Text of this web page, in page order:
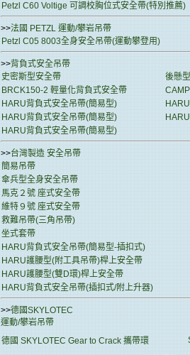
Petzl C60 Voltige 可調校胸位式安全帶(特別推薦)
>>法國 PETZL 運動/攀岩吊帶
Petzl C05 8003全身安全吊帶(運動攀登用)
>>背負式安全吊帶
史密斯型安全帶
後懸
BRCK150-2 輕量化背負式安全帶
HARU背負式安全吊帶(簡易型)
HARU背負式安全吊帶(簡易型)
HARU背負式安全吊帶(簡易型)
>>台灣製造 安全吊帶
簡易吊帶
傘兵型全身安全吊帶
馬克２號 座式安全帶
維特９號 座式安全帶
救難吊帶(三角吊帶)
坐式套帶
HARU背負式安全吊帶(簡易型-插扣式)
HARU護腰型(附工具吊帶)桿上安全帶
HARU護腰型(雙D環)桿上安全帶
HARU背負式安全吊帶(插扣式/附上升器)
>>德國SKYLOTEC
運動/攀岩吊帶
德國 SKYLOTEC Gear to Crack 攜帶環